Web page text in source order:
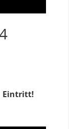
Eintritt!